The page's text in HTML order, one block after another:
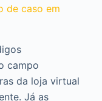
de caso em
campo
da loja virtual
Já as